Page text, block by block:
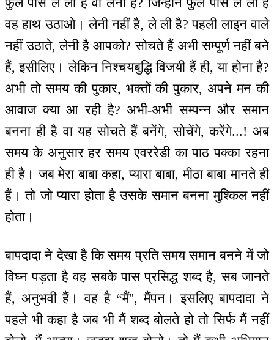
वह हाथ उठाओ। लेनी नहीं है, ले ली है? पहली लाइन वाले
नहीं उठाते, लेनी है आपको? सोचते हैं अभी सम्पूर्ण नहीं बने
हैं, इसीलिए। लेकिन निश्चयबुद्धि विजयी हैं ही, या होना है?
अभी तो समय की पुकार, भक्तों की पुकार, अपने मन की
आवाज क्या आ रही है? अभी-अभी सम्पन्न और समान
बनना ही है वा यह सोचते हैं बनेंगे, सोचेंगे, करेंगे...! अब
समय के अनुसार हर समय एवररेडी का पाठ पक्का रहना
ही है। जब मेरा बाबा कहा, प्यारा बाबा, मीठा बाबा मानते ही
हैं। तो जो प्यारा होता है उसके समान बनना मुश्किल नहीं
होता।
बापदादा ने देखा है कि समय प्रति समय समान बनने में जो
विघ्न पड़ता है वह सबके पास प्रसिद्ध शब्द है, सब जानते
हैं, अनुभवी हैं। वह है “मैं'', मैंपन। इसलिए बापदादा ने
पहले भी कहा है जब भी मैं शब्द बोलते हो तो सिर्फ मैं नहीं